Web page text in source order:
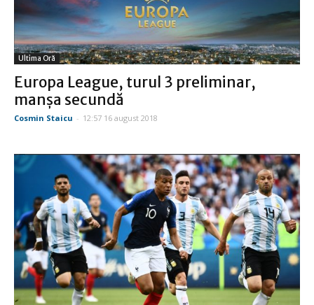
Ultima Oră
Europa League, turul 3 preliminar,
manşa secundă
Cosmin Staicu - 12:57 16 august 2018